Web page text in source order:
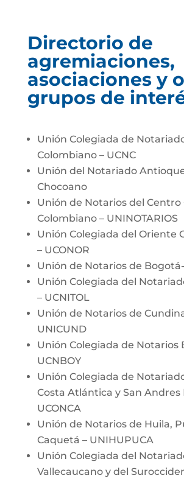
Directorio de
agremiaciones,
asociaciones y
grupos de
Unión Colegiada de
Colombiano – UCNC
Unión del Notariado
Chocoano
Unión de Notarios del Centro
Colombiano – UNINOTARIOS
Unión Colegiada del Oriente
– UCONOR
Unión de Notarios de
Unión Colegiada del
– UCNITOL
Unión de Notarios de
UNICUND
Unión Colegiada de Notarios
UCNBOY
Unión Colegiada de
Costa Atlántica y San Andres
UCONCA
Unión de Notarios de Huila,
Caquetá – UNIHUPUCA
Unión Colegiada del
Vallecaucano y del